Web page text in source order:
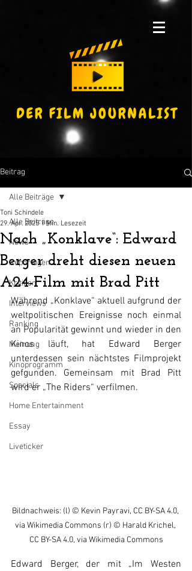
Beitrag
Alle Beiträge
News
Reportagen
Kritiken
Interviews
Ranking
Meinung
Kinoprogramm
Specials
Home Entertainment
Essay
Liveticker
Alle Beiträge
Nach „Konklave“: Edward
Berger dreht diesen neuen
A24-Film mit Brad Pitt
Toni Schindele
29. Apr. 2025 1 Min. Lesezeit
Während „Konklave“ aktuell aufgrund der
weltpolitischen Ereignisse noch einmal
an Popularität gewinnt und wieder in den
Kinos läuft, hat Edward Berger
unterdessen sein nächtstes Filmprojekt
gefgunden. Gemeinsam mit Brad Pitt
wird er „The Riders“ verfilmen.
Bildnachweis: (l) © Kevin Payravi, CC BY-SA 4.0,
via Wikimedia Commons (r) © Harald Krichel,
CC BY-SA 4.0, via Wikimedia Commons
Edward Berger, der mit „Im Westen